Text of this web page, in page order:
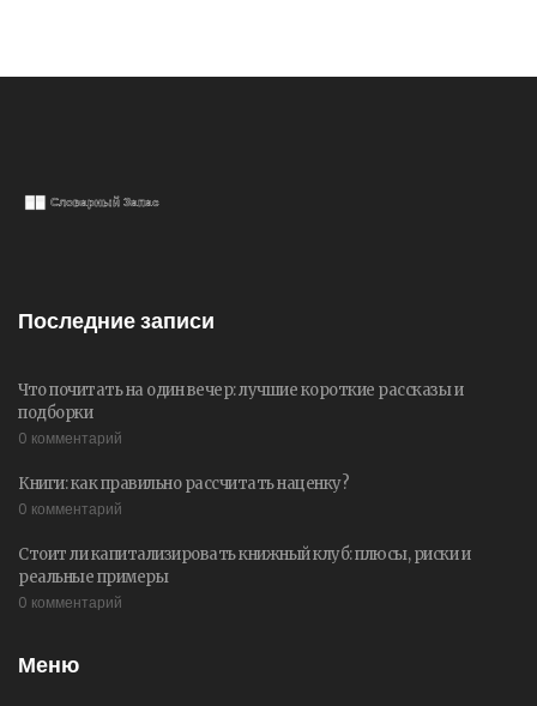
Последние записи
Что почитать на один вечер: лучшие короткие рассказы и
подборки
0 комментарий
Книги: как правильно рассчитать наценку?
0 комментарий
Стоит ли капитализировать книжный клуб: плюсы, риски и
реальные примеры
0 комментарий
Меню